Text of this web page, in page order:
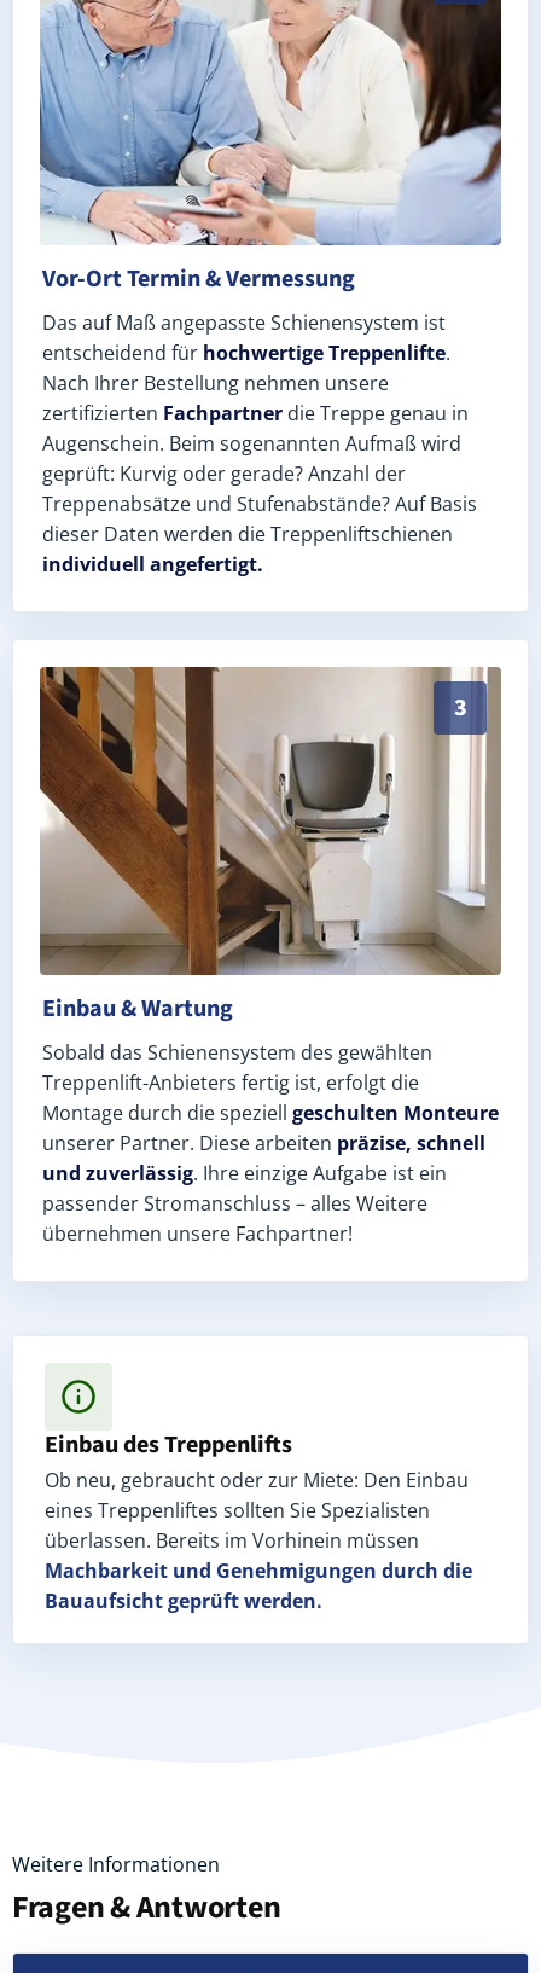
Vor-Ort Termin & Vermessung
Das auf Maß angepasste Schienensystem ist
entscheidend für hochwertige Treppenlifte.
Nach Ihrer Bestellung nehmen unsere
zertifizierten Fachpartner die Treppe genau in
Augenschein. Beim sogenannten Aufmaß wird
geprüft: Kurvig oder gerade? Anzahl der
Treppenabsätze und Stufenabstände? Auf Basis
dieser Daten werden die Treppenliftschienen
individuell angefertigt.
3
Schneller, sauberer Einbau durch zertifizierte
Einbau & Wartung
Sobald das Schienensystem des gewählten
Treppenlift-Anbieters fertig ist, erfolgt die
Montage durch die speziell geschulten Monteure
unserer Partner. Diese arbeiten präzise, schnell
und zuverlässig. Ihre einzige Aufgabe ist ein
passender Stromanschluss – alles Weitere
übernehmen unsere Fachpartner!
Einbau des Treppenlifts
Ob neu, gebraucht oder zur Miete: Den Einbau
eines Treppenliftes sollten Sie Spezialisten
überlassen. Bereits im Vorhinein müssen
Machbarkeit und Genehmigungen durch die
Bauaufsicht geprüft werden.
Weitere Informationen
Fragen & Antworten